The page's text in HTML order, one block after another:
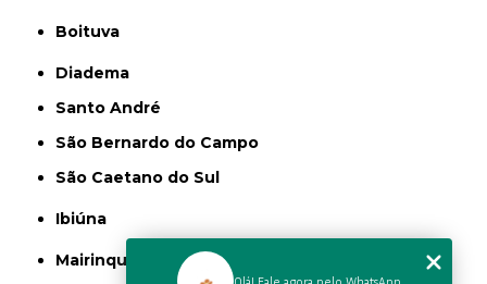
Boituva
Diadema
Santo André
São Bernardo do Campo
São Caetano do Sul
Ibiúna
Mairinque